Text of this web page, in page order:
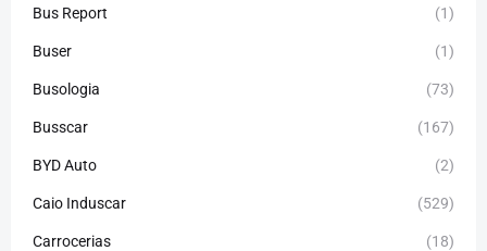
Bus Report (1)
Buser (1)
Busologia (73)
Busscar (167)
BYD Auto (2)
Caio Induscar (529)
Carrocerias (18)